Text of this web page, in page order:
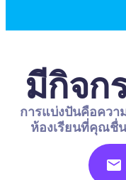
มีกิจก
การแบ่งปันคือควา
ห้องเรียนที่คุณชื่